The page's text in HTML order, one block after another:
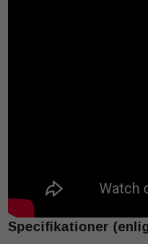
Specifikationer